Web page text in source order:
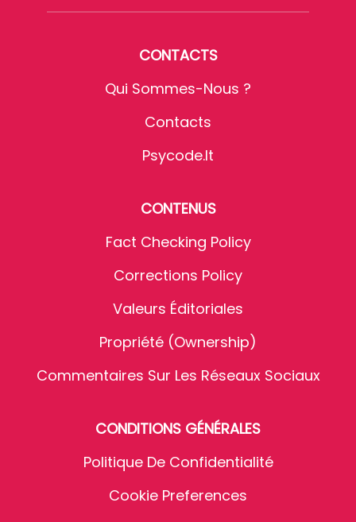
CONTACTS
Qui Sommes-Nous ?
Contacts
Psycode.it
CONTENUS
Fact Checking Policy
Corrections Policy
Valeurs Éditoriales
Propriété (Ownership)
Commentaires Sur Les Réseaux Sociaux
CONDITIONS GÉNÉRALES
Politique De Confidentialité
Cookie Preferences